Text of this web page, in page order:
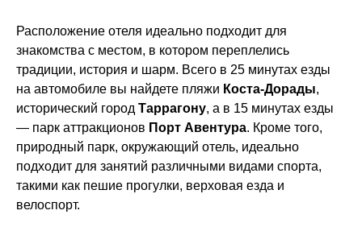
Расположение отеля идеально подходит для
знакомства с местом, в котором переплелись
традиции, история и шарм. Всего в 25 минутах езды
на автомобиле вы найдете пляжи Коста-Дорады,
исторический город Таррагону, а в 15 минутах езды
— парк аттракционов Порт Авентура. Кроме того,
природный парк, окружающий отель, идеально
подходит для занятий различными видами спорта,
такими как пешие прогулки, верховая езда и
велоспорт.